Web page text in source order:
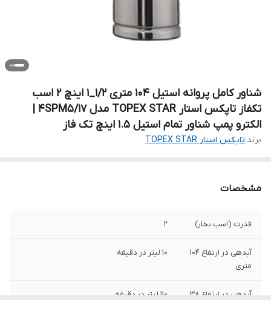
شناور کامل پروانه استیل ۱۰۴ متری ۱/۲_۱ اینچ ۲ اسب
تکفاز تاپکس استار TOPEX STAR مدل 4SPM5/17 |
الکترو پمپ شناور تمام استیل ۱.۵ اینچ تک فاز
برند:تاپکس استار TOPEX STAR
مشخصات
قدرت (اسب بخار) ۲
آبدهی در ارتفاع ۱۰۴
متری
۱۰ لیتر در دقیقه
آبدهی در ارتفاع ۳۸
۱۱۰ لیتر در دقیقه